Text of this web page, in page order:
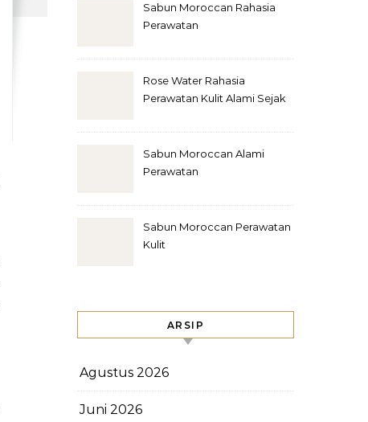
Sabun Moroccan Rahasia
Perawatan
Rose Water Rahasia
Perawatan Kulit Alami Sejak
Sabun Moroccan Alami
Perawatan
Sabun Moroccan Perawatan
Kulit
ARSIP
Agustus 2026
Juni 2026